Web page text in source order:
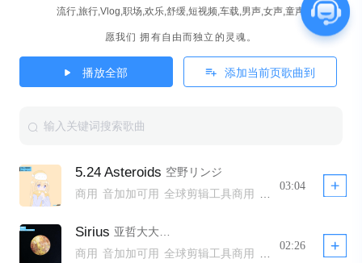
流行,旅行,Vlog,职场,欢乐,舒缓,短视频,车载,男声,女声,童声
愿我们 拥有自由而独立的灵魂。
播放全部 添加当前页歌曲到
5.24 Asteroids 空野リンジ
商用 音加加可用 全球剪辑工具商用
全球剪辑工具商用模板不下架
全球剪辑工具商用 YTB不拦截
03:04
Sirius
亚哲大大D.c.李縺琦Fine
商用 音加加可用 全球剪辑工具商用
02:26